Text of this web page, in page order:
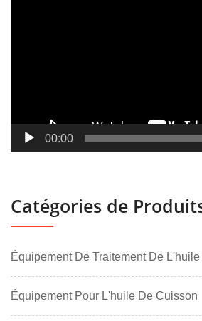
00:00
Catégories de
Équipement De Traitement De
Équipement Pour L'huile De Cuisson